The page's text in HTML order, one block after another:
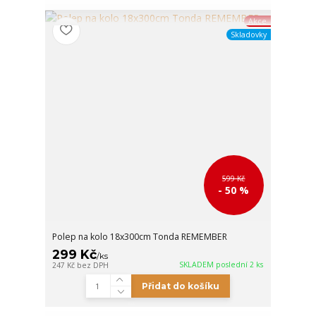
Akce
Skladovky
599 Kč
- 50 %
Polep na kolo 18x300cm Tonda REMEMBER
299 Kč/ks
247 Kč bez DPH SKLADEM poslední 2 ks
Přidat do košíku